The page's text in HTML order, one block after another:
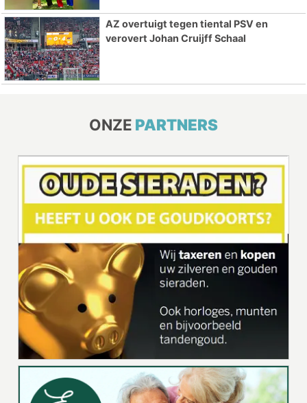
AZ overtuigt tegen tiental PSV en
verovert Johan Cruijff Schaal
ONZE PARTNERS